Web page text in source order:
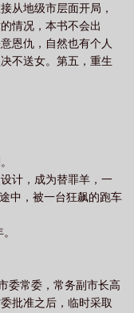
全文免费阅读 官家天下超前
家天下最新更新 官家天下
官家天下(超前更
从地级市层面开局，
情况，本书不会出
恩仇，自然也有个人
不送女。第五，重生
计，成为替罪羊，一
中，被一台狂飙的跑车
委常委，常务副市长高
批准之后，临时采取